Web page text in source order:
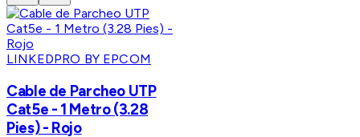
LINKEDPRO BY EPCOM
Cable de Parcheo UTP
Cat5e - 1 Metro (3.28
Pies) - Rojo